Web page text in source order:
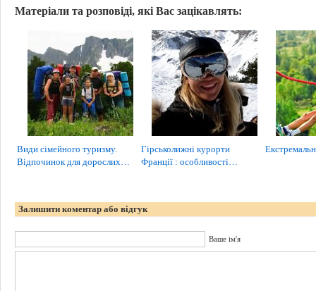
Матеріали та розповіді, які Вас зацікавлять:
Види сімейного туризму.
Відпочинок для дорослих…
Гірськолижні курорти
Франції : особливості…
Залишити коментар або відгук
Ваше ім'я